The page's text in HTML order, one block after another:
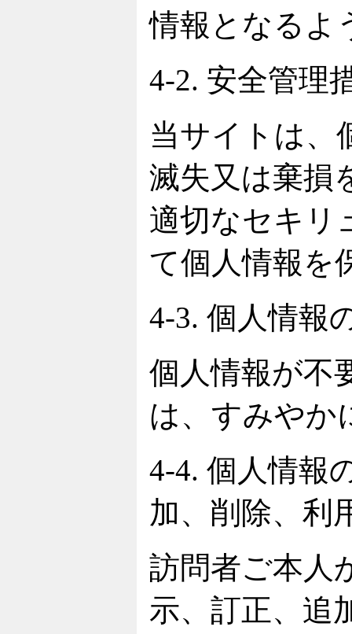
情報となるよ
4-2. 安全管理
当サイトは、
滅失又は棄損
適切なセキリ
て個人情報を
4-3. 個人情報
個人情報が不
は、すみやか
4-4. 個人情報
加、削除、利
訪問者ご本人
示、訂正、追